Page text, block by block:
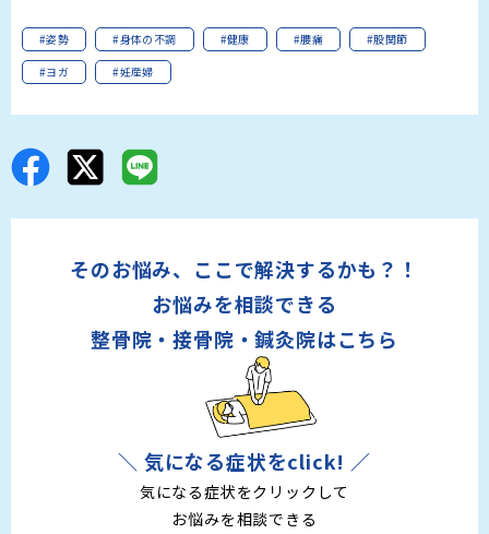
#姿勢 #身体の不調 #健康 #腰痛
#股関節
#ヨガ
#妊産婦
そのお悩み、ここで解決するかも？！
お悩みを相談できる
整骨院・接骨院・鍼灸院はこちら
＼ 気になる症状をclick! ／
気になる症状をクリックして
お悩みを相談できる